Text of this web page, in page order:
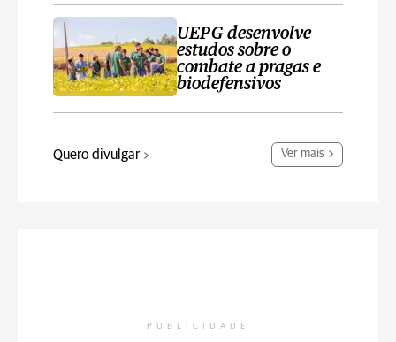
UEPG desenvolve
estudos sobre o
combate a pragas e
biodefensivos
Quero divulgar Ver mais
PUBLICIDADE